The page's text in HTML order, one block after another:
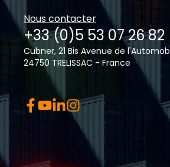
Nous contacter
+33 (0)5 53 07 26 82
Cubner, 21 Bis Avenue de
24750 TRELISSAC - France